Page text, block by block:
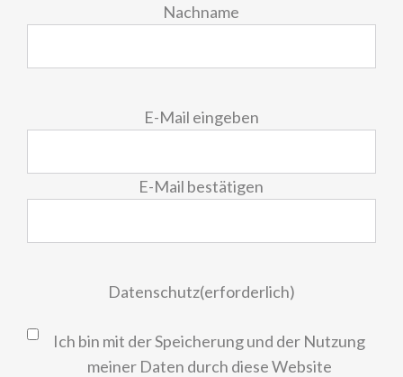
Nachname
E-Mail eingeben
E-Mail bestätigen
Datenschutz(erforderlich)
Ich bin mit der Speicherung und der Nutzung
meiner Daten durch diese Website